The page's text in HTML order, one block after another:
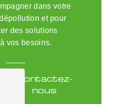
dans votre
et pour
des solutions
vos besoins.
Contactez-
nous